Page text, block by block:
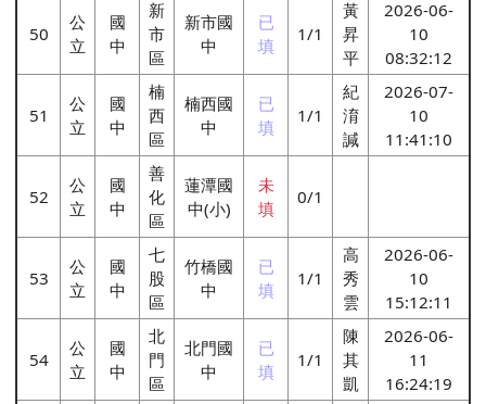
50
公
立
國
中
新
市
區
新市國
中
已
填
1/1
黃
昇
平
2026-06-
10
08:32:12
51
公
立
國
中
楠
西
區
楠西國
中
已
填
1/1
紀
淯
諴
2026-07-
10
11:41:10
52
公
立
國
中
善
化
區
蓮潭國
中(小)
未
填
0/1
53
公
立
國
中
七
股
區
竹橋國
中
已
填
1/1
高
秀
雲
2026-06-
10
15:12:11
54
公
立
國
中
北
門
區
北門國
中
已
填
1/1
陳
其
凱
2026-06-
11
16:24:19